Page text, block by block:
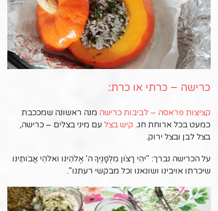
כרישה – כרתי או כרת:
קציצות פראסה – לביבות כרישה מנה ראשונה שמככבת
כמעט בכל ארוחת חג. קיש בצל עם מיני בצלים – כרישה,
בצל לבן ובצל ירוק.
על הכרישה נברך: "יהִי רָצֹון מִלְפָנֶיךָ ה' אֱלֹהֵינּו ואלֹהֵי אֲבֹותֵינּו
שיכרתו אויבינו ושונאנו וכל מבקשי רעתנו".